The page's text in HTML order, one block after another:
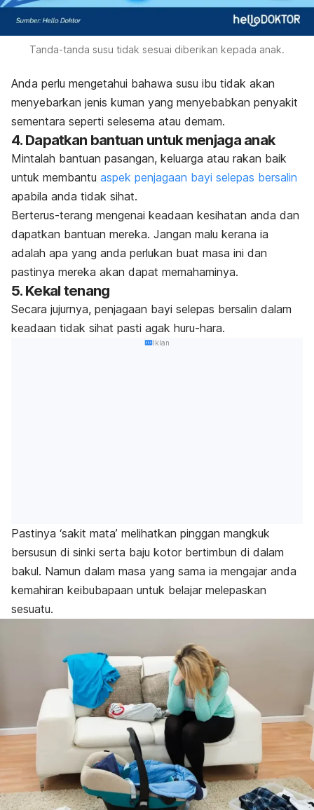
Tanda-tanda susu tidak sesuai diberikan kepada anak.
Anda perlu mengetahui bahawa susu ibu tidak akan
menyebarkan jenis kuman yang menyebabkan penyakit
sementara seperti selesema atau demam.
4. Dapatkan bantuan untuk menjaga anak
Mintalah bantuan pasangan, keluarga atau rakan baik
untuk membantu aspek penjagaan bayi selepas bersalin
apabila anda tidak sihat.
Berterus-terang mengenai keadaan kesihatan anda dan
dapatkan bantuan mereka. Jangan malu kerana ia
adalah apa yang anda perlukan buat masa ini dan
pastinya mereka akan dapat memahaminya.
5. Kekal tenang
Secara jujurnya, penjagaan bayi selepas bersalin dalam
keadaan tidak sihat pasti agak huru-hara.
Iklan
Pastinya ‘sakit mata’ melihatkan pinggan mangkuk
bersusun di sinki serta baju kotor bertimbun di dalam
bakul. Namun dalam masa yang sama ia mengajar anda
kemahiran keibubapaan untuk belajar melepaskan
sesuatu.